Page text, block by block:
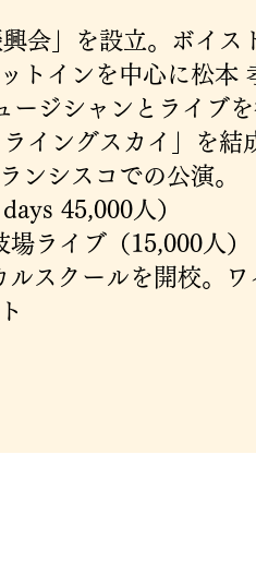
会」を設立。ボイス
トインを中心に松本
ジシャンとライブを
ングスカイ」を結
ンシスコでの公演。
45,000人）
ライブ（15,000人）
スクールを開校。ワ